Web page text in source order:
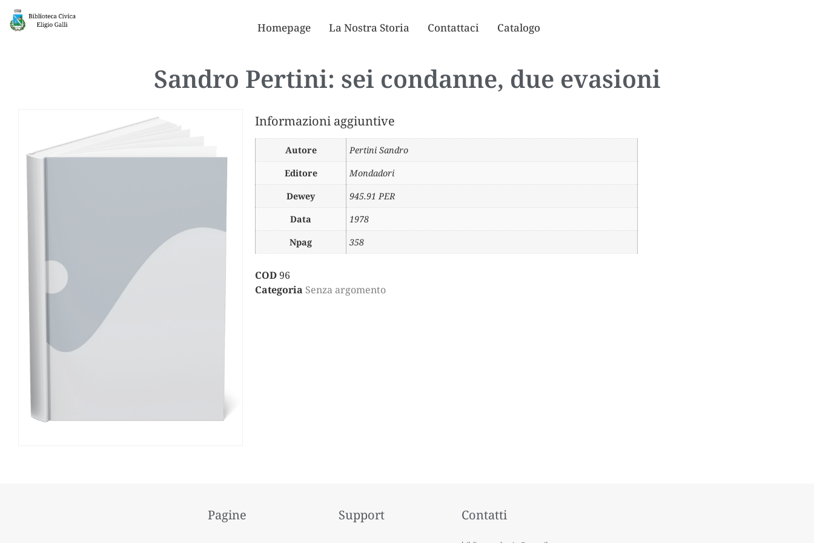
Homepage La Nostra Storia Contattaci Catalogo
Sandro Pertini: sei condanne, due evasioni
Informazioni aggiuntive
Autore
Pertini Sandro
Editore
Mondadori
Dewey
945.91 PER
Data
1978
Npag
358
COD96
Categoria Senza argomento
Pagine Support Contatti